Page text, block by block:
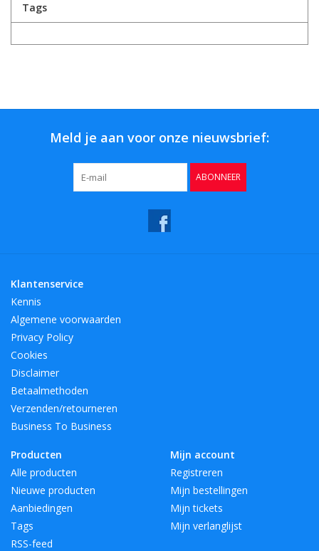
Tags
Meld je aan voor onze nieuwsbrief:
ABONNEER
Klantenservice
Kennis
Algemene voorwaarden
Privacy Policy
Cookies
Disclaimer
Betaalmethoden
Verzenden/retourneren
Business To Business
Producten
Alle producten
Nieuwe producten
Aanbiedingen
Tags
RSS-feed
Mijn account
Registreren
Mijn bestellingen
Mijn tickets
Mijn verlanglijst